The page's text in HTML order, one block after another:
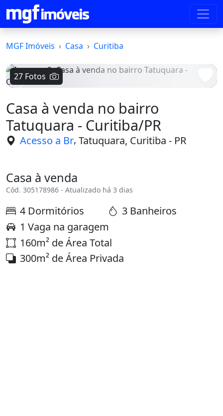
MGF Imóveis Casa Curitiba
27 Fotos
Casa à venda no bairro
Tatuquara - Curitiba/PR
Acesso a Br, Tatuquara, Curitiba - PR
Casa à venda
Cód. 305178986 - Atualizado há 3 dias
4 Dormitórios
3 Banheiros
1 Vaga na garagem
160m² de Área Total
300m² de Área Privada